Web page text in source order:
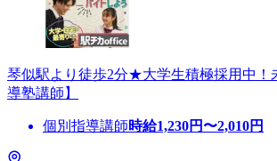
琴似駅より徒歩2分★大学生積極採用中！
導塾講師】
個別指導講師時給1,230円〜2,010円